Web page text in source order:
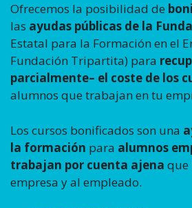
Ofrecemos la posibilidad de
las ayudas públicas de la
Estatal para la Formación en el
Fundación Tripartita) para
parcialmente– el coste de los
alumnos que trabajan en tu
Los cursos bonificados son una
la formación para alumnos
trabajan por cuenta ajena que
empresa y al empleado.